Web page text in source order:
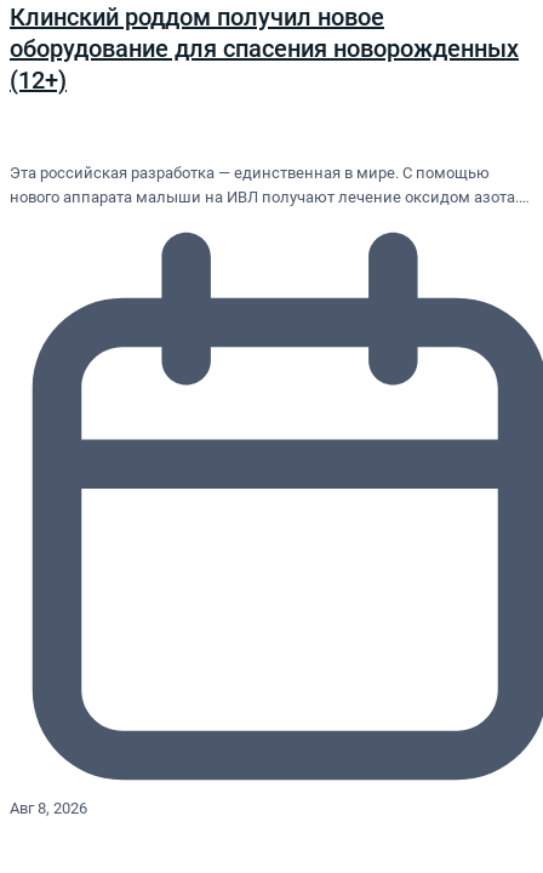
Клинский роддом получил новое
оборудование для спасения новорожденных
(12+)
Эта российская разработка — единственная в мире. С помощью
нового аппарата малыши на ИВЛ получают лечение оксидом азота.…
Авг 8, 2026